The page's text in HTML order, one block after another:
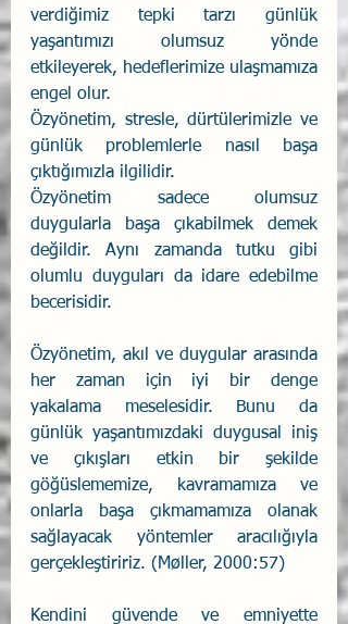
verdiğimiz tepki tarzı günlük
yaşantımızı olumsuz yönde
etkileyerek, hedeflerimize ulaşmamıza
engel olur.
Özyönetim, stresle, dürtülerimizle ve
günlük problemlerle nasıl başa
çıktığımızla ilgilidir.
Özyönetim sadece olumsuz
duygularla başa çıkabilmek demek
değildir. Aynı zamanda tutku gibi
olumlu duyguları da idare edebilme
becerisidir.
Özyönetim, akıl ve duygular arasında
her zaman için iyi bir denge
yakalama meselesidir. Bunu da
günlük yaşantımızdaki duygusal iniş
ve çıkışları etkin bir şekilde
göğüslememize, kavramamıza ve
onlarla başa çıkmamamıza olanak
sağlayacak yöntemler aracılığıyla
gerçekleştiririz. (Møller, 2000:57)
Kendini güvende ve emniyette